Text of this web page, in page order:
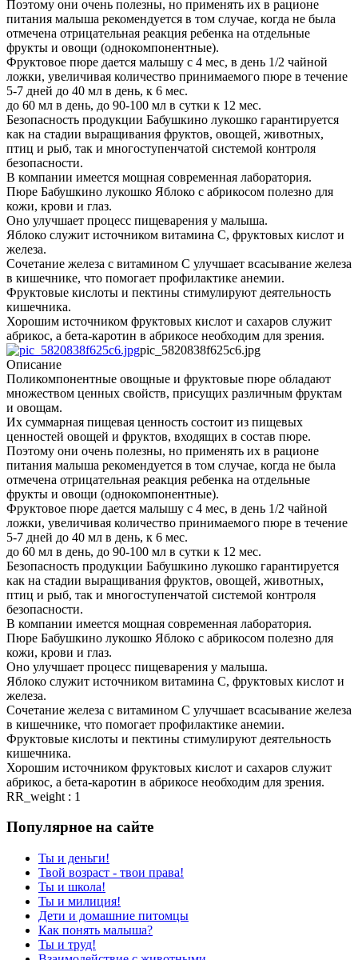
Поэтому они очень полезны, но применять их в рационе
питания малыша рекомендуется в том случае, когда не была
отмечена отрицательная реакция ребенка на отдельные
фрукты и овощи (однокомпонентные).
Фруктовое пюре дается малышу с 4 мес, в день 1/2 чайной
ложки, увеличивая количество принимаемого пюре в течение
5-7 дней до 40 мл в день, к 6 мес.
до 60 мл в день, до 90-100 мл в сутки к 12 мес.
Безопасность продукции Бабушкино лукошко гарантируется
как на стадии выращивания фруктов, овощей, животных,
птиц и рыб, так и многоступенчатой системой контроля
безопасности.
В компании имеется мощная современная лаборатория.
Пюре Бабушкино лукошко Яблоко с абрикосом полезно для
кожи, крови и глаз.
Оно улучшает процесс пищеварения у малыша.
Яблоко служит источником витамина С, фруктовых кислот и
железа.
Сочетание железа с витамином С улучшает всасывание железа
в кишечнике, что помогает профилактике анемии.
Фруктовые кислоты и пектины стимулируют деятельность
кишечника.
Хорошим источником фруктовых кислот и сахаров служит
абрикос, а бета-каротин в абрикосе необходим для зрения.
pic_5820838f625c6.jpg
Описание
Поликомпонентные овощные и фруктовые пюре обладают
множеством ценных свойств, присущих различным фруктам
и овощам.
Их суммарная пищевая ценность состоит из пищевых
ценностей овощей и фруктов, входящих в состав пюре.
Поэтому они очень полезны, но применять их в рационе
питания малыша рекомендуется в том случае, когда не была
отмечена отрицательная реакция ребенка на отдельные
фрукты и овощи (однокомпонентные).
Фруктовое пюре дается малышу с 4 мес, в день 1/2 чайной
ложки, увеличивая количество принимаемого пюре в течение
5-7 дней до 40 мл в день, к 6 мес.
до 60 мл в день, до 90-100 мл в сутки к 12 мес.
Безопасность продукции Бабушкино лукошко гарантируется
как на стадии выращивания фруктов, овощей, животных,
птиц и рыб, так и многоступенчатой системой контроля
безопасности.
В компании имеется мощная современная лаборатория.
Пюре Бабушкино лукошко Яблоко с абрикосом полезно для
кожи, крови и глаз.
Оно улучшает процесс пищеварения у малыша.
Яблоко служит источником витамина С, фруктовых кислот и
железа.
Сочетание железа с витамином С улучшает всасывание железа
в кишечнике, что помогает профилактике анемии.
Фруктовые кислоты и пектины стимулируют деятельность
кишечника.
Хорошим источником фруктовых кислот и сахаров служит
абрикос, а бета-каротин в абрикосе необходим для зрения.
RR_weight : 1
Популярное на сайте
Ты и деньги!
Твой возраст - твои права!
Ты и школа!
Ты и милиция!
Дети и домашние питомцы
Как понять малыша?
Ты и труд!